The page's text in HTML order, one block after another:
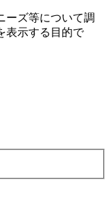
ーズ等について調
表⽰する⽬的で